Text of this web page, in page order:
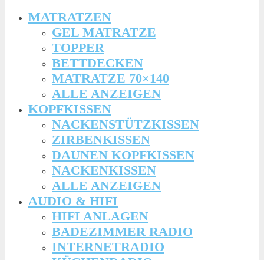
MATRATZEN
GEL MATRATZE
TOPPER
BETTDECKEN
MATRATZE 70×140
ALLE ANZEIGEN
KOPFKISSEN
NACKENSTÜTZKISSEN
ZIRBENKISSEN
DAUNEN KOPFKISSEN
NACKENKISSEN
ALLE ANZEIGEN
AUDIO & HIFI
HIFI ANLAGEN
BADEZIMMER RADIO
INTERNETRADIO